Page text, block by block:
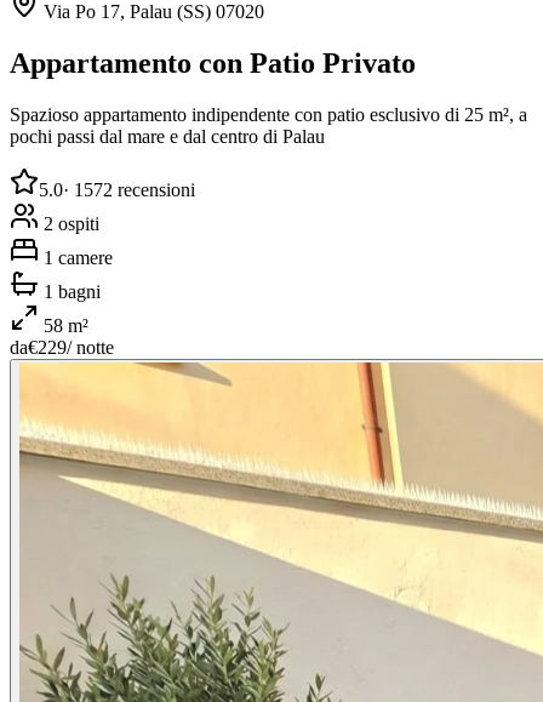
Via Po 17, Palau (SS) 07020
Appartamento con Patio Privato
Spazioso appartamento indipendente con patio esclusivo di 25 m², a
pochi passi dal mare e dal centro di Palau
5.0· 1572 recensioni
2 ospiti
1 camere
1 bagni
58 m²
da€229/ notte